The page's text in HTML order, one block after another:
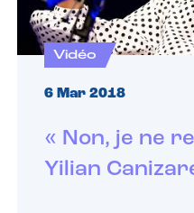
Vidéo
6 Mar 2018
« Non, je ne
Yilian